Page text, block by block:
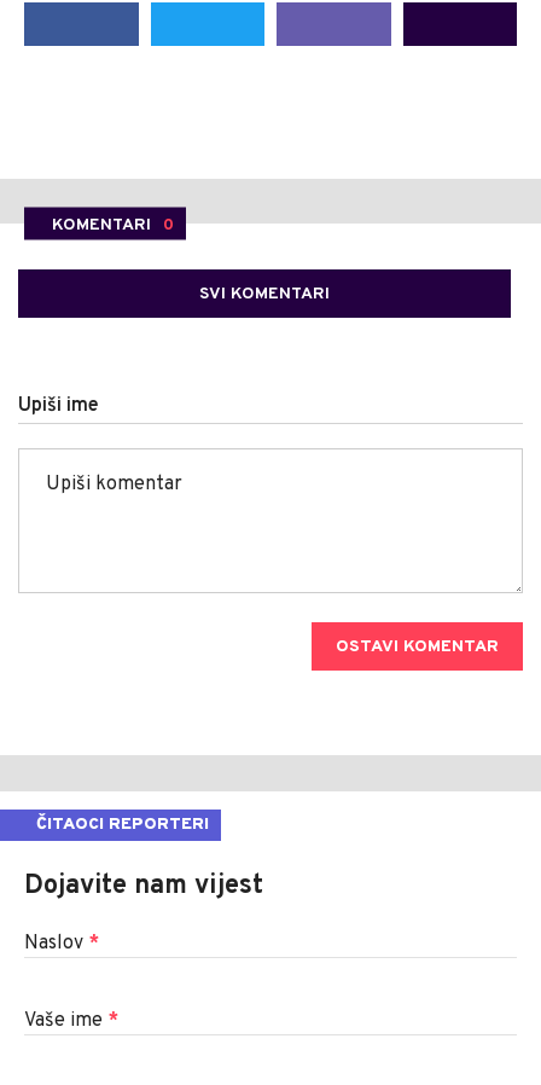
KOMENTARI 0
SVI KOMENTARI
Upiši ime
OSTAVI KOMENTAR
ČITAOCI REPORTERI
Dojavite nam vijest
Naslov *
Vaše ime *